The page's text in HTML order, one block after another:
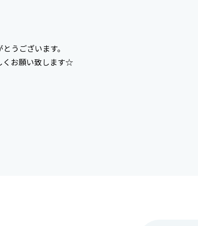
うございます。
くお願い致します☆